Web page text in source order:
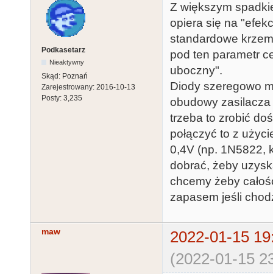
Podkasetarz
Nieaktywny
Skąd: Poznań
Zarejestrowany: 2016-10-13
Posty: 3,235
Z większym
opiera się na
standardowe
pod ten parametr
uboczny".
Diody szeregowo
obudowy
trzeba to zrobić
połączyć to z
0,4V (np. 1N5822,
dobrać, żeby
chcemy żeby
zapasem jeśli
maw
2022-01-15
(2022-01-15